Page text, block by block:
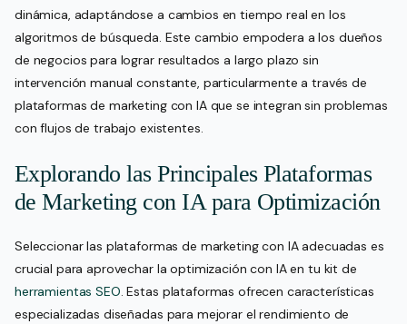
dinámica, adaptándose a cambios en tiempo real en los
algoritmos de búsqueda. Este cambio empodera a los dueños
de negocios para lograr resultados a largo plazo sin
intervención manual constante, particularmente a través de
plataformas de marketing con IA que se integran sin problemas
con flujos de trabajo existentes.
Explorando las Principales Plataformas
de Marketing con IA para Optimización
Seleccionar las plataformas de marketing con IA adecuadas es
crucial para aprovechar la optimización con IA en tu kit de
herramientas SEO. Estas plataformas ofrecen características
especializadas diseñadas para mejorar el rendimiento de